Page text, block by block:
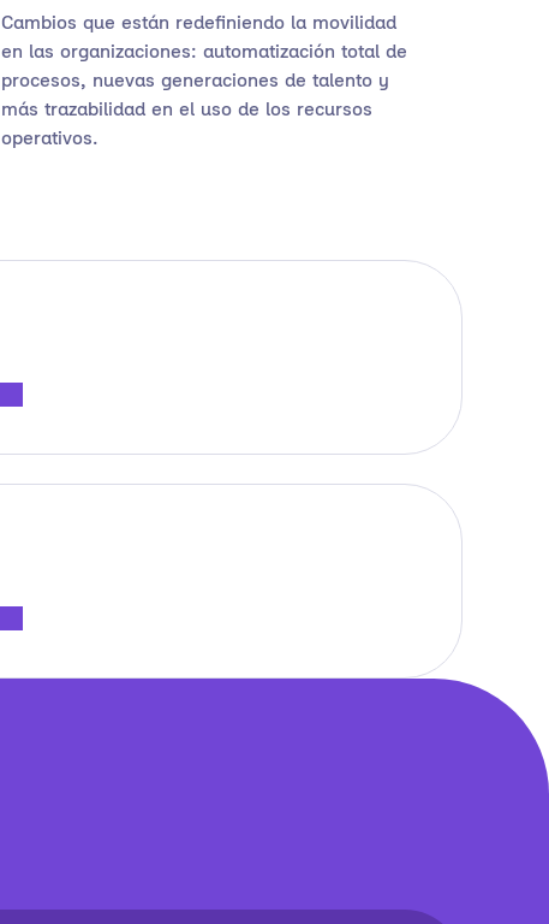
Cambios que están redefiniendo la movilidad
en las organizaciones: automatización total de
procesos, nuevas generaciones de talento y
más trazabilidad en el uso de los recursos
operativos.